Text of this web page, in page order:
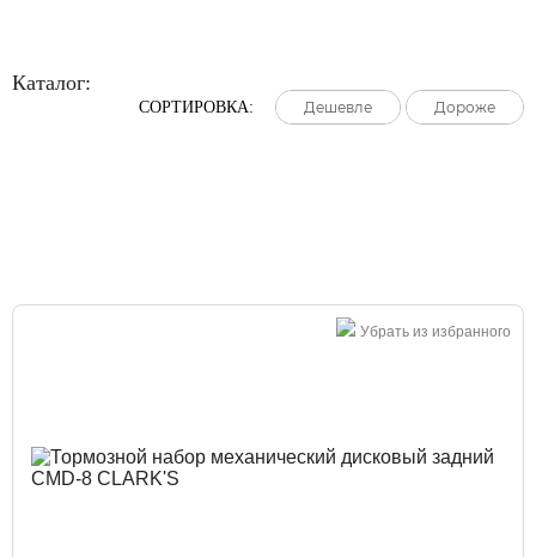
Каталог:
СОРТИРОВКА: Дешевле
Дешевле
Дешевле Дороже
Дороже
Дороже
Убрать из избранного